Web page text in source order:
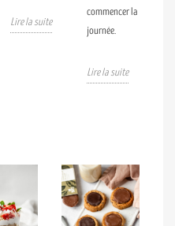
Lire la suite
commencer la
journée.
Lire la suite